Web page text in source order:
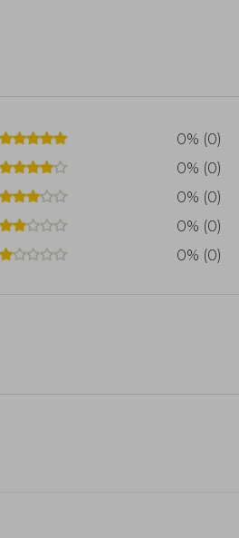
0% (0)
0% (0)
0% (0)
0% (0)
0% (0)